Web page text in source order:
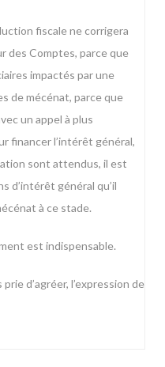
fiscale ne corrigera
des Comptes, parce que
impactés par une
de mécénat, parce que
un appel à plus
financer l’intérêt général,
sont attendus, il est
d’intérêt général qu’il
à ce stade.
est indispensable.
d’agréer, l’expression de